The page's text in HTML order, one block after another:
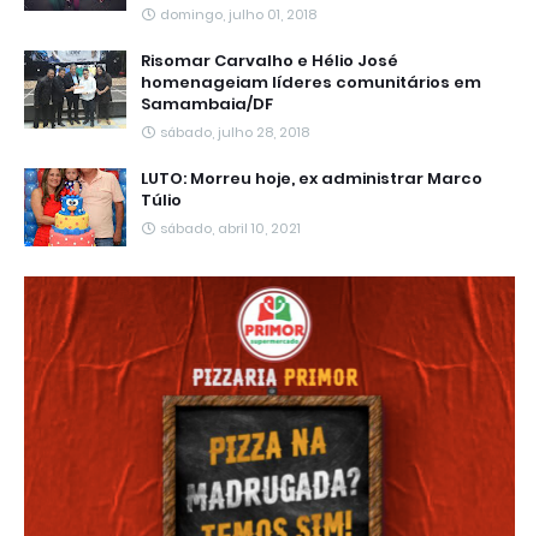
domingo, julho 01, 2018
Risomar Carvalho e Hélio José
homenageiam líderes comunitários em
Samambaia/DF
sábado, julho 28, 2018
LUTO: Morreu hoje, ex administrar Marco
Túlio
sábado, abril 10, 2021